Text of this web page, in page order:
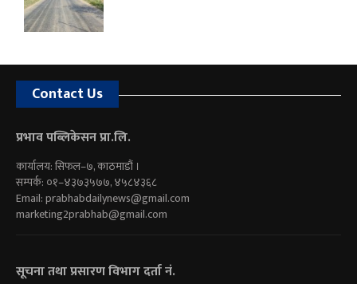
Contact Us
प्रभाव पब्लिकेसन प्रा.लि.
कार्यालय: सिफल–७, काठमाडौं ।
सम्पर्क: ०१–४३७३५७७, ४५८४३६८
Email:prabhabdailynews@gmail.com
marketing2prabhab@gmail.com
सूचना तथा प्रसारण विभाग दर्ता नं.